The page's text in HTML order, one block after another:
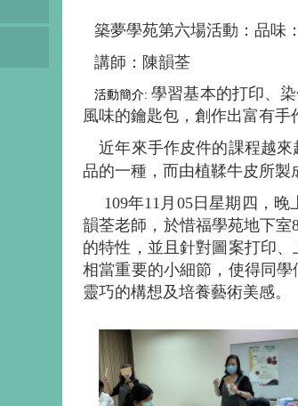
築夢學苑第六場活動： 品味
講師 ： 陳韻荃
活動簡介:學習基本的打印、
風味的鑰匙包，創作出富有手
近年來手作皮件的課程越
品的一種，而由植鞣牛皮所製
109年11月05日星期四，
韻荃老師，於惜福學苑地下
的特性，並且針對圖案打印
相當重要的小細節，使得同
靈巧的構想及培養藝術美感。